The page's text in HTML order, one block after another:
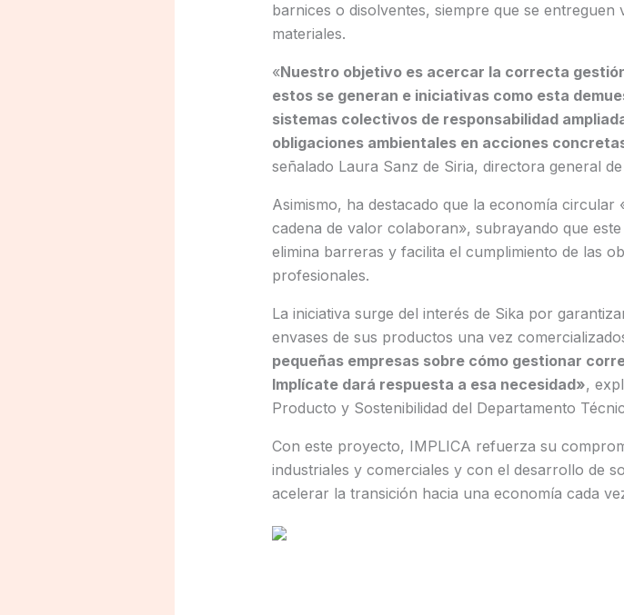
barnices o disolventes, siempre que se
materiales.
«Nuestro objetivo es acercar la correcta
estos se generan e iniciativas como esta
sistemas colectivos de responsabilidad
obligaciones ambientales en acciones
señalado Laura Sanz de Siria, directora general
Asimismo, ha destacado que la economía
cadena de valor colaboran», subrayando que
elimina barreras y facilita el cumplimiento de las
profesionales.
La iniciativa surge del interés de Sika por
envases de sus productos una vez
pequeñas empresas sobre cómo gestionar
Implícate dará respuesta a esa necesidad»,
Producto y Sostenibilidad del Departamento
Con este proyecto, IMPLICA refuerza su
industriales y comerciales y con el desarrollo de
acelerar la transición hacia una economía cada